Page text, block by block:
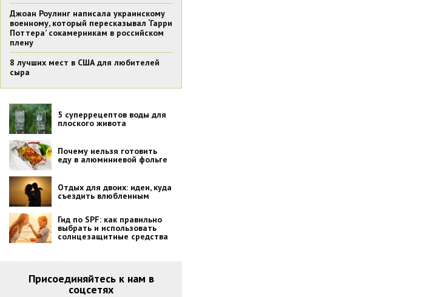
Джоан Роулинг написала украинскому
военному, который пересказывал ‘Гарри
Поттера’ сокамерникам в российском
плену
8 лучших мест в США для любителей
сыра
5 суперрецептов воды для
плоского живота
Почему нельзя готовить
еду в алюминиевой фольге
Отдых для двоих: идеи, куда
съездить влюбленным
Гид по SPF: как правильно
выбрать и использовать
солнцезащитные средства
Присоединяйтесь к нам в
соцсетях